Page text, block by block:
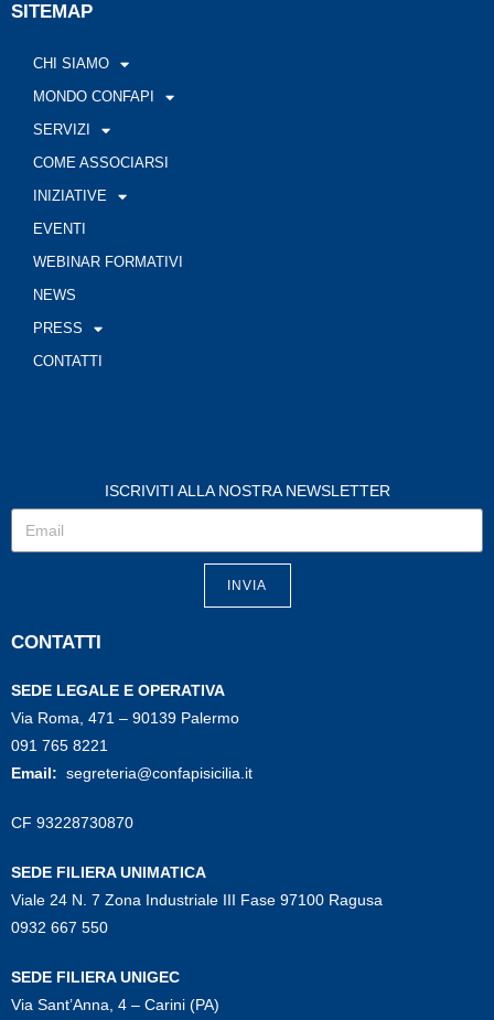
SITEMAP
CHI SIAMO
MONDO CONFAPI
SERVIZI
COME ASSOCIARSI
INIZIATIVE
EVENTI
WEBINAR FORMATIVI
NEWS
PRESS
CONTATTI
ISCRIVITI ALLA NOSTRA NEWSLETTER
INVIA
CONTATTI
SEDE LEGALE E OPERATIVA
Via Roma, 471 – 90139 Palermo
091 765 8221
Email: segreteria@confapisicilia.it
CF 93228730870
SEDE FILIERA UNIMATICA
Viale 24 N. 7 Zona Industriale III Fase 97100 Ragusa
0932 667 550
SEDE FILIERA UNIGEC
Via Sant’Anna, 4 – Carini (PA)